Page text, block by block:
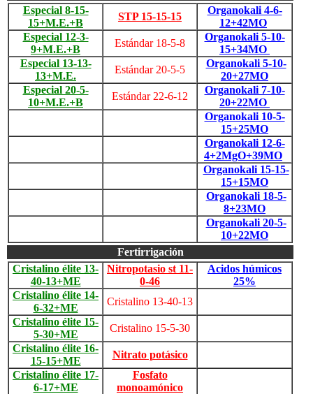
Especial 8-15-
15+M.E.+B
STP 15-15-15
Organokali 4-6-
12+42MO
Especial 12-3-
9+M.E.+B
Estándar 18-5-8
Organokali 5-10-
15+34MO
Especial 13-13-
13+M.E.
Estándar 20-5-5
Organokali 5-10-
20+27MO
Especial 20-5-
10+M.E.+B
Estándar 22-6-12
Organokali 7-10-
20+22MO
Organokali 10-5-
15+25MO
Organokali 12-6-
4+2MgO+39MO
Organokali 15-15-
15+15MO
Organokali 18-5-
8+23MO
Organokali 20-5-
10+22MO
Fertirrigación
Cristalino élite 13-
40-13+ME
Nitropotasio st 11-
0-46
Acidos húmicos
25%
Cristalino élite 14-
6-32+ME
Cristalino 13-40-13
Cristalino élite 15-
5-30+ME
Cristalino 15-5-30
Cristalino élite 16-
15-15+ME
Nitrato potásico
Cristalino élite 17-
6-17+ME
Fosfato
monoamónico